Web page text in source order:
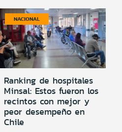
NACIONAL
Ranking de hospitales
Minsal: Estos fueron los
recintos con mejor y
peor desempeño en
Chile